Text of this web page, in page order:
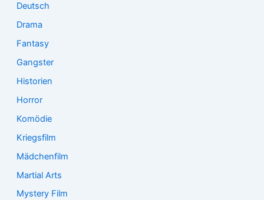
Deutsch
Drama
Fantasy
Gangster
Historien
Horror
Komödie
Kriegsfilm
Mädchenfilm
Martial Arts
Mystery Film